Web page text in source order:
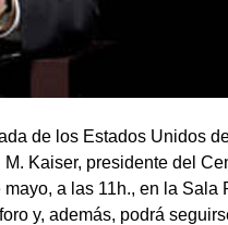
de los Estados Unidos
Kaiser, presidente del
a las 11h., en la
y, además, podrá